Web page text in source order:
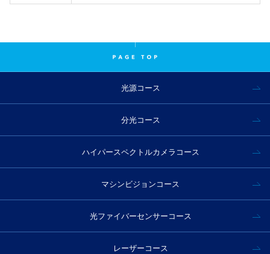
光源コース
分光コース
ハイパースペクトルカメラコース
マシンビジョンコース
光ファイバーセンサーコース
レーザーコース